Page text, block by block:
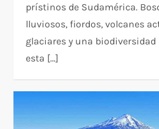
prístinos de Sudamérica.
lluviosos, fiordos, volcanes
glaciares y una
esta […]